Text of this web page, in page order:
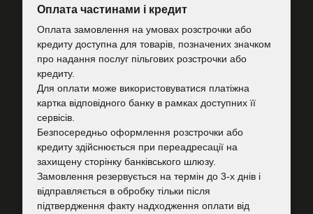
Оплата частинами і кредит
Оплата замовлення на умовах розстрочки або
кредиту доступна для товарів, позначених значком
про надання послуг пільгових розстрочки або
кредиту.
Для оплати може використовуватися платіжна
картка відповідного банку в рамках доступних її
сервісів.
Безпосередньо оформлення розстрочки або
кредиту здійснюється при переадресації на
захищену сторінку банківського шлюзу.
Замовлення резервується на термін до 3-х днів і
відправляється в обробку тільки після
підтвердження факту надходження оплати від